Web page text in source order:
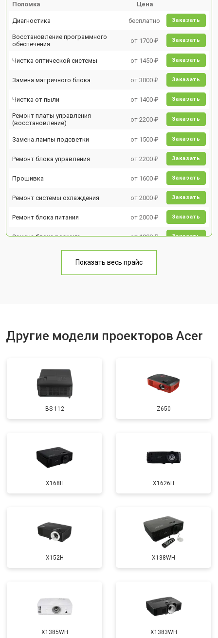
Поломка Цена
Диагностика бесплатно Заказать
Восстановление программного
обеспечения
от 1700 ₽ Заказать
Чистка оптической системы от 1450 ₽ Заказать
Замена матричного блока от 3000 ₽ Заказать
Чистка от пыли от 1400 ₽ Заказать
Ремонт платы управления
(восстановление)
от 2200 ₽ Заказать
Замена лампы подсветки от 1500 ₽ Заказать
Ремонт блока управления от 2200 ₽ Заказать
Прошивка от 1600 ₽ Заказать
Ремонт системы охлаждения от 2000 ₽ Заказать
Ремонт блока питания от 2000 ₽ Заказать
Замена блока розжига от 1900 ₽ Заказать
Показать весь прайс
Другие модели проекторов Acer
BS-112 Z650
X168H X1626H
X152H X138WH
X1385WH X1383WH